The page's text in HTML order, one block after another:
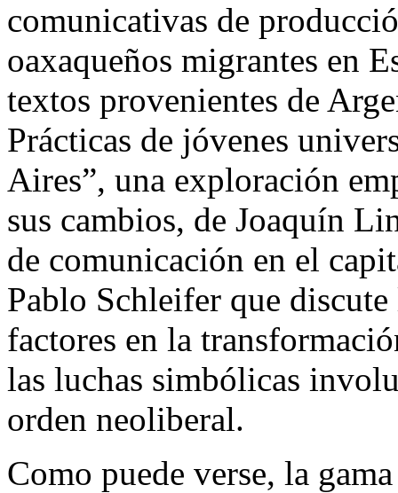
comunicativas de
oaxaqueños migrantes en
textos provenientes de
Prácticas de jóvenes
Aires”, una exploración
sus cambios, de Joaquín
de comunicación en el
Pablo Schleifer que
factores en la
las luchas simbólicas
orden neoliberal.
Como puede verse, la